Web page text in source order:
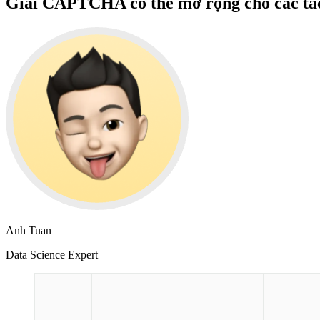
Anh Tuan
Data Science Expert